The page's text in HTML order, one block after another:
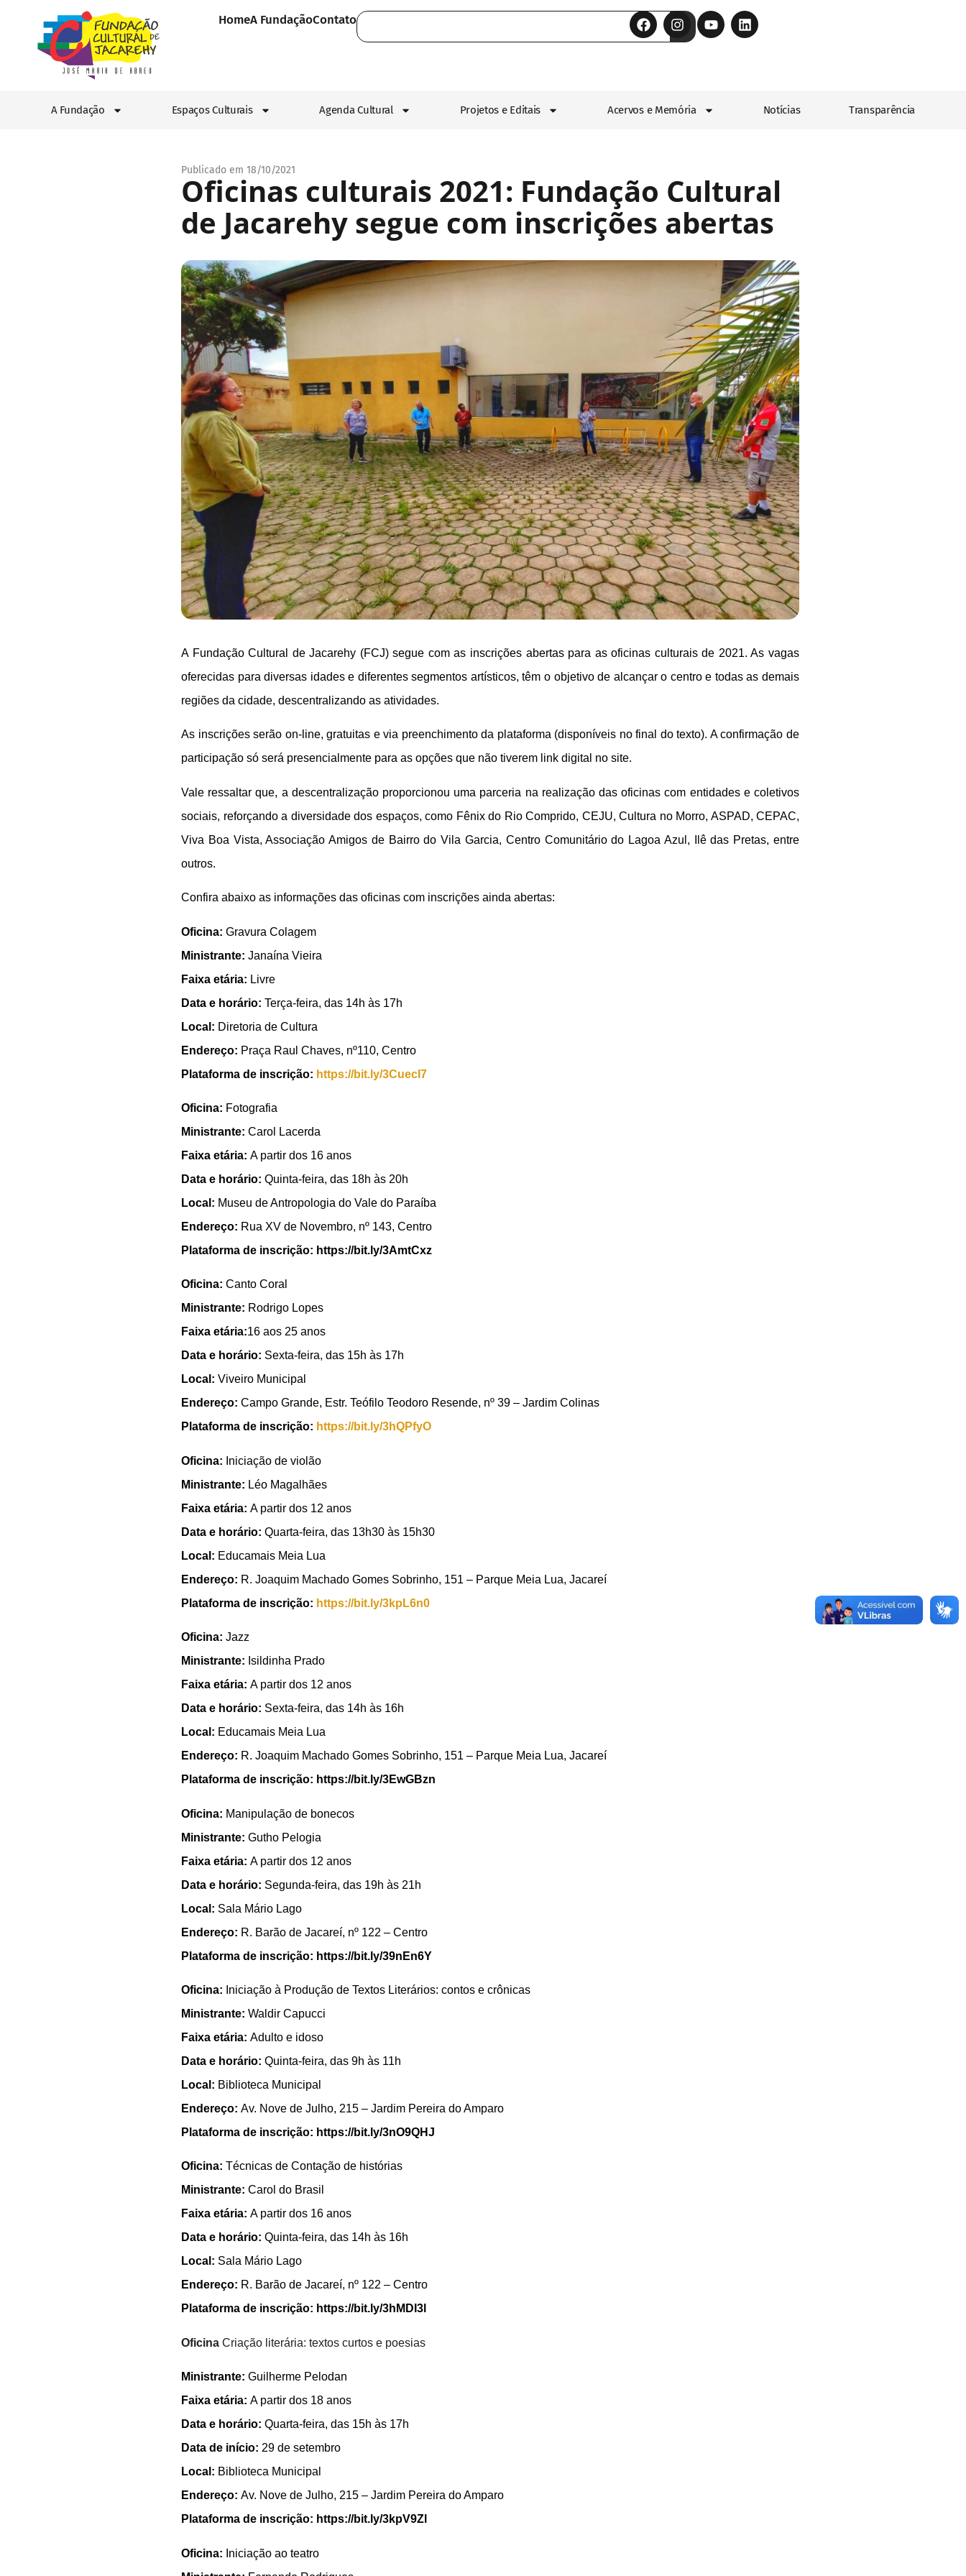
HomeA FundaçãoContato
A Fundação Espaços Culturais Agenda Cultural Projetos e Editais Acervos e Memória Notícias Transparência
Publicado em 18/10/2021
Oficinas culturais 2021: Fundação Cultural
de Jacarehy segue com inscrições abertas
A Fundação Cultural de Jacarehy (FCJ) segue com as inscrições abertas para as oficinas culturais de 2021. As vagas
oferecidas para diversas idades e diferentes segmentos artísticos, têm o objetivo de alcançar o centro e todas as demais
regiões da cidade, descentralizando as atividades.
As inscrições serão on-line, gratuitas e via preenchimento da plataforma (disponíveis no final do texto). A confirmação de
participação só será presencialmente para as opções que não tiverem link digital no site.
Vale ressaltar que, a descentralização proporcionou uma parceria na realização das oficinas com entidades e coletivos
sociais, reforçando a diversidade dos espaços, como Fênix do Rio Comprido, CEJU, Cultura no Morro, ASPAD, CEPAC,
Viva Boa Vista, Associação Amigos de Bairro do Vila Garcia, Centro Comunitário do Lagoa Azul, Ilê das Pretas, entre
outros.
Confira abaixo as informações das oficinas com inscrições ainda abertas:
Oficina: Gravura Colagem
Ministrante: Janaína Vieira
Faixa etária: Livre
Data e horário: Terça-feira, das 14h às 17h
Local: Diretoria de Cultura
Endereço: Praça Raul Chaves, nº110, Centro
Plataforma de inscrição: https://bit.ly/3CuecI7
Oficina: Fotografia
Ministrante: Carol Lacerda
Faixa etária: A partir dos 16 anos
Data e horário: Quinta-feira, das 18h às 20h
Local: Museu de Antropologia do Vale do Paraíba
Endereço: Rua XV de Novembro, nº 143, Centro
Plataforma de inscrição: https://bit.ly/3AmtCxz
Oficina: Canto Coral
Ministrante: Rodrigo Lopes
Faixa etária:16 aos 25 anos­
Data e horário: Sexta-feira, das 15h às 17h
Local: Viveiro Municipal
Endereço: Campo Grande, Estr. Teófilo Teodoro Resende, nº 39 – Jardim Colinas
Plataforma de inscrição: https://bit.ly/3hQPfyO
Oficina: Iniciação de violão
Ministrante: Léo Magalhães
Faixa etária: A partir dos 12 anos ­
Data e horário: Quarta-feira, das 13h30 às 15h30
Local: Educamais Meia Lua
Endereço: R. Joaquim Machado Gomes Sobrinho, 151 – Parque Meia Lua, Jacareí
Plataforma de inscrição: https://bit.ly/3kpL6n0
Oficina: Jazz
Ministrante: Isildinha Prado
Faixa etária: A partir dos 12 anos
Data e horário: Sexta-feira, das 14h às 16h
Local: Educamais Meia Lua
Endereço: R. Joaquim Machado Gomes Sobrinho, 151 – Parque Meia Lua, Jacareí
Plataforma de inscrição: https://bit.ly/3EwGBzn
Oficina: Manipulação de bonecos
Ministrante: Gutho Pelogia
Faixa etária: A partir dos 12 anos
Data e horário: Segunda-feira, das 19h às 21h
Local: Sala Mário Lago
Endereço: R. Barão de Jacareí, nº 122 – Centro
Plataforma de inscrição: https://bit.ly/39nEn6Y
Oficina: Iniciação à Produção de Textos Literários: contos e crônicas
Ministrante: Waldir Capucci
Faixa etária: Adulto e idoso
Data e horário: Quinta-feira, das 9h às 11h
Local: Biblioteca Municipal
Endereço: Av. Nove de Julho, 215 – Jardim Pereira do Amparo
Plataforma de inscrição: https://bit.ly/3nO9QHJ
Oficina: Técnicas de Contação de histórias
Ministrante: Carol do Brasil
Faixa etária: A partir dos 16 anos
Data e horário: Quinta-feira, das 14h às 16h
Local: Sala Mário Lago
Endereço: R. Barão de Jacareí, nº 122 – Centro
Plataforma de inscrição: https://bit.ly/3hMDI3l
Oficina Criação literária: textos curtos e poesias
Ministrante: Guilherme Pelodan
Faixa etária: A partir dos 18 anos
Data e horário: Quarta-feira, das 15h às 17h
Data de início: 29 de setembro
Local: Biblioteca Municipal
Endereço: Av. Nove de Julho, 215 – Jardim Pereira do Amparo
Plataforma de inscrição: https://bit.ly/3kpV9Zl
Oficina: Iniciação ao teatro